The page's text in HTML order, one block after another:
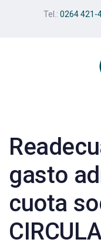
Tel.: 0264 421-
gasto
cuota